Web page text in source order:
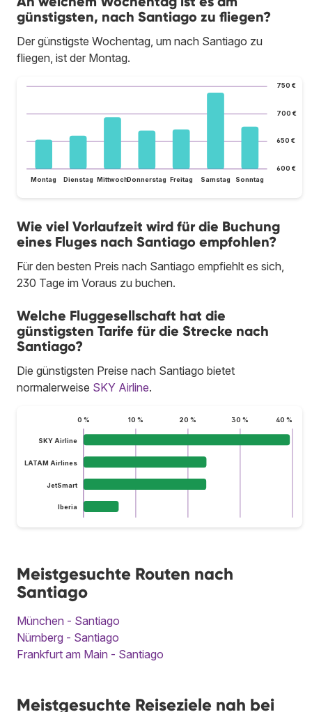
günstigsten, nach Santiago zu fliegen?
Der günstigste Wochentag, um nach Santiago zu
fliegen, ist der Montag.
600 €
650 €
700 €
750 €
Montag Dienstag MittwochDonnerstag Freitag Samstag Sonntag
Wie viel Vorlaufzeit wird für die Buchung
eines Fluges nach Santiago empfohlen?
Für den besten Preis nach Santiago empfiehlt es sich,
230 Tage im Voraus zu buchen.
Welche Fluggesellschaft hat die
günstigsten Tarife für die Strecke nach
Santiago?
Die günstigsten Preise nach Santiago bietet
normalerweise SKY Airline.
0 % 10 % 20 % 30 % 40 %
SKY Airline
LATAM Airlines
JetSmart
Iberia
Meistgesuchte Routen nach
Santiago
München - Santiago
Nürnberg - Santiago
Frankfurt am Main - Santiago
Meistgesuchte Reiseziele nah bei